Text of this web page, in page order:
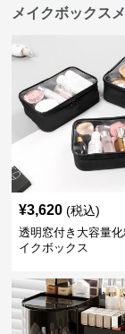
メイクボックス
¥3,620 (税込)
透明窓付き大容量
イクボックス